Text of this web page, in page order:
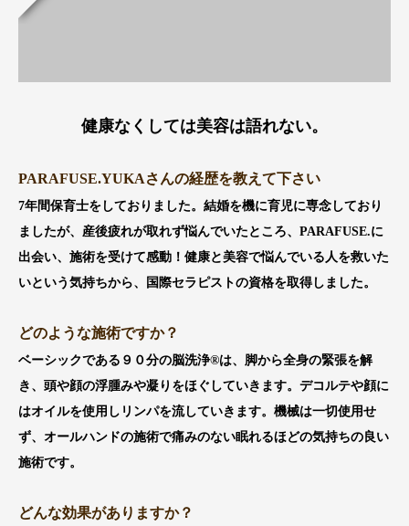
健康なくしては美容は語れない。
PARAFUSE.YUKAさんの経歴を教えて下さい
7年間保育士をしておりました。結婚を機に育児に専念しており
ましたが、産後疲れが取れず悩んでいたところ、PARAFUSE.に
出会い、施術を受けて感動！健康と美容で悩んでいる人を救いた
いという気持ちから、国際セラピストの資格を取得しました。
どのような施術ですか？
ベーシックである９０分の脳洗浄®は、脚から全身の緊張を解
き、頭や顔の浮腫みや凝りをほぐしていきます。デコルテや顔に
はオイルを使用しリンパを流していきます。機械は一切使用せ
ず、オールハンドの施術で痛みのない眠れるほどの気持ちの良い
施術です。
どんな効果がありますか？